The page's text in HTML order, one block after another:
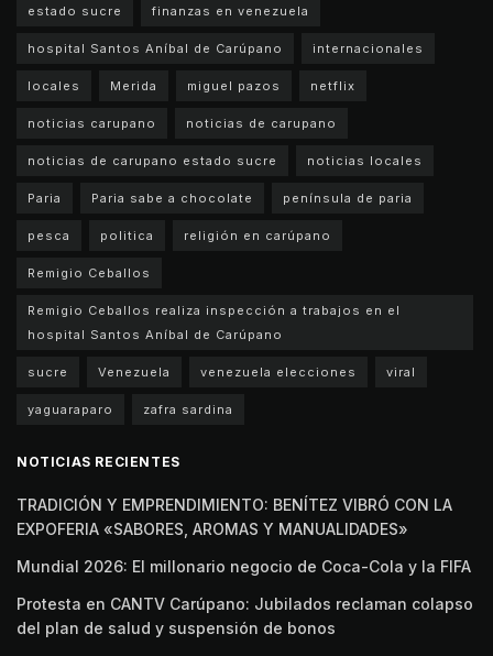
estado sucre finanzas en venezuela
hospital Santos Aníbal de Carúpano internacionales
locales Merida miguel pazos netflix
noticias carupano noticias de carupano
noticias de carupano estado sucre noticias locales
Paria Paria sabe a chocolate península de paria
pesca politica religión en carúpano
Remigio Ceballos
Remigio Ceballos realiza inspección a trabajos en el
hospital Santos Aníbal de Carúpano
sucre Venezuela venezuela elecciones viral
yaguaraparo zafra sardina
NOTICIAS RECIENTES
TRADICIÓN Y EMPRENDIMIENTO: BENÍTEZ VIBRÓ CON LA
EXPOFERIA «SABORES, AROMAS Y MANUALIDADES»
Mundial 2026: El millonario negocio de Coca-Cola y la FIFA
Protesta en CANTV Carúpano: Jubilados reclaman colapso
del plan de salud y suspensión de bonos